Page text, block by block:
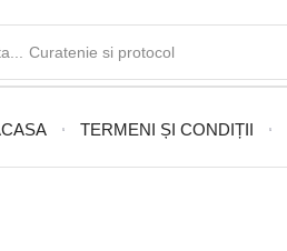
Curatenie si protocol
TERMENI ȘI CONDIȚII